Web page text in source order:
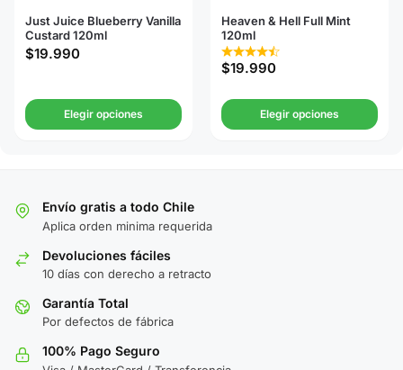
Just Juice Blueberry Vanilla
Custard 120ml
$19.990
Elegir opciones
Heaven & Hell Full Mint
120ml
$19.990
Elegir opciones
Envío gratis a todo Chile
Aplica orden minima requerida
Devoluciones fáciles
10 días con derecho a retracto
Garantía Total
Por defectos de fábrica
100% Pago Seguro